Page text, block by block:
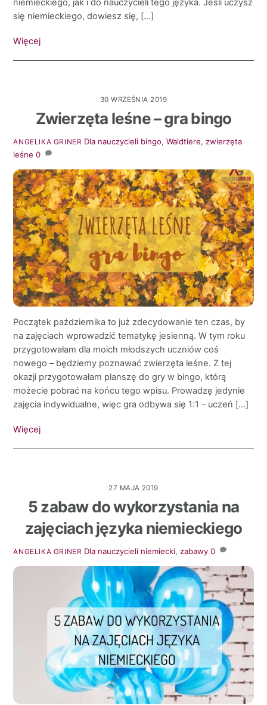
niemieckiego, jak i do nauczycieli tego języka. Jeśli uczysz
się niemieckiego, dowiesz się, […]
Więcej
30 WRZEŚNIA 2019
Zwierzęta leśne – gra bingo
ANGELIKA GRINER Dla nauczycieli bingo,Waldtiere,zwierzęta
leśne 0
Początek października to już zdecydowanie ten czas, by
na zajęciach wprowadzić tematykę jesienną. W tym roku
przygotowałam dla moich młodszych uczniów coś
nowego – będziemy poznawać zwierzęta leśne. Z tej
okazji przygotowałam planszę do gry w bingo, którą
możecie pobrać na końcu tego wpisu. Prowadzę jedynie
zajęcia indywidualne, więc gra odbywa się 1:1 – uczeń […]
Więcej
27 MAJA 2019
5 zabaw do wykorzystania na
zajęciach języka niemieckiego
ANGELIKA GRINER Dla nauczycieli niemiecki,zabawy 0